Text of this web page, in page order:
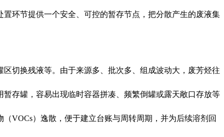
环节提供一个安全、可控的暂存节点，把分散产生的废液集
切换残液等。由于来源多、批次多、组成波动大，废芳烃往
存罐，容易出现临时容器拼凑、频繁倒罐或露天敞口存放等
VOCs）逸散，便于建立台账与周转周期，并为后续溶剂回